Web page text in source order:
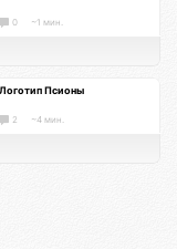
0 ~1 мин.
Логотип Псионы
2 ~4 мин.